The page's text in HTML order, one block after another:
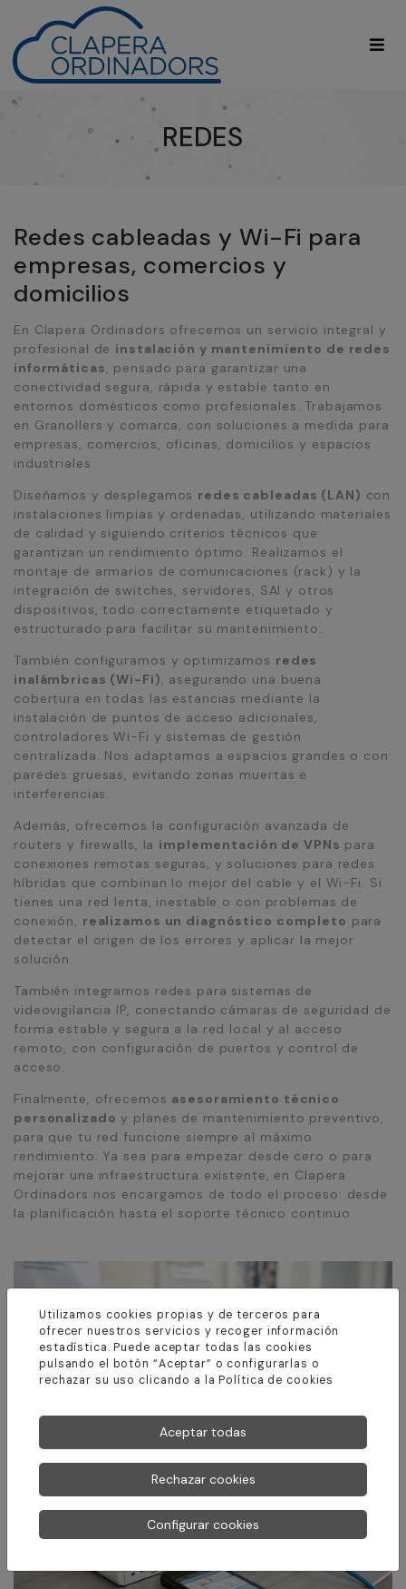
REDES
Redes cableadas y Wi-Fi para
empresas, comercios y
domicilios
En Clapera Ordinadors ofrecemos un servicio integral y
profesional de instalación y mantenimiento de redes
informáticas, pensado para garantizar una
conectividad segura, rápida y estable tanto en
entornos domésticos como profesionales. Trabajamos
en Granollers y comarca, con soluciones a medida para
empresas, comercios, oficinas, domicilios y espacios
industriales.
Diseñamos y desplegamos redes cableadas (LAN) con
instalaciones limpias y ordenadas, utilizando materiales
de calidad y siguiendo criterios técnicos que
garantizan un rendimiento óptimo. Realizamos el
montaje de armarios de comunicaciones (rack) y la
integración de switches, servidores, SAI y otros
dispositivos, todo correctamente etiquetado y
estructurado para facilitar su mantenimiento.
También configuramos y optimizamos redes
inalámbricas (Wi-Fi), asegurando una buena
cobertura en todas las estancias mediante la
instalación de puntos de acceso adicionales,
controladores Wi-Fi y sistemas de gestión
centralizada. Nos adaptamos a espacios grandes o con
paredes gruesas, evitando zonas muertas e
interferencias.
Además, ofrecemos la configuración avanzada de
routers y firewalls, la implementación de VPNs para
conexiones remotas seguras, y soluciones para redes
híbridas que combinan lo mejor del cable y el Wi-Fi. Si
tienes una red lenta, inestable o con problemas de
conexión, realizamos un diagnóstico completo para
detectar el origen de los errores y aplicar la mejor
solución.
También integramos redes para sistemas de
videovigilancia IP, conectando cámaras de seguridad de
forma estable y segura a la red local y al acceso
remoto, con configuración de puertos y control de
acceso.
Finalmente, ofrecemos asesoramiento técnico
personalizado y planes de mantenimiento preventivo,
para que tu red funcione siempre al máximo
rendimiento. Ya sea para empezar desde cero o para
mejorar una infraestructura existente, en Clapera
Ordinadors nos encargamos de todo el proceso: desde
la planificación hasta el soporte técnico continuo.
Utilizamos cookies propias y de terceros para
ofrecer nuestros servicios y recoger información
estadística. Puede aceptar todas las cookies
pulsando el botón “Aceptar” o configurarlas o
rechazar su uso clicando a laPolítica de cookies
Aceptar todas
Rechazar cookies
Configurar cookies